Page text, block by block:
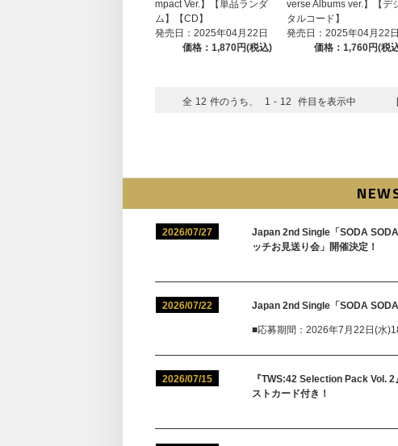
mpact Ver.】【単品ランダ
ム】【CD】
発売日：2025年04月22日
価格：1,870円(税込)
verse Albums ver.】【デ
タルコード】
発売日：2025年04月22日
価格：1,760円(税
全 12 件のうち、 1 - 12 件目を表示中 [
2026/07/27
Japan 2nd Single「SODA
ッチお見送り会」開催決定！
2026/07/22 Japan 2nd Single「SODA
■応募期間：2026年7月22日(水
2026/07/15
『TWS:42 Selection Pack Vol.
ストカード付き！